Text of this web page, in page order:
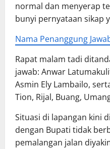
normal dan menyerap
bunyi pernyataan sikap
Nama Penanggung
Rapat malam tadi
jawab: Anwar
Asmin Ely Lambailo,
Tion, Rijal, Buang,
Situasi di lapangan kini
dengan Bupati tidak
pemalangan jalan